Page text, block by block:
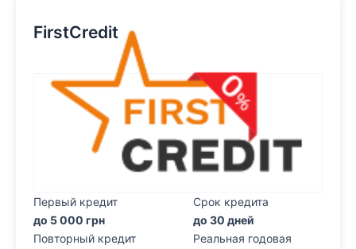
FirstCredit
Первый кредит
до 5 000 грн
Повторный кредит
Срок кредита
до 30 дней
Реальная годовая